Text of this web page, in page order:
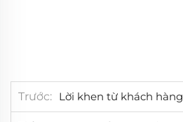
Trước Lời khen từ khách hàng